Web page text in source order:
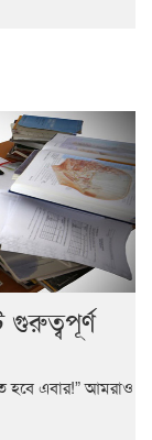
হবে এবার!” আমরাও